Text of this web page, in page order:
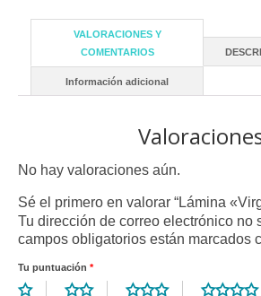
VALORACIONES Y
COMENTARIOS
Información adicional
No hay valoraciones aún.
Sé el primero en valorar “Lámina
Tu dirección de correo electrónico no
campos obligatorios están marcados
Tu puntuación *